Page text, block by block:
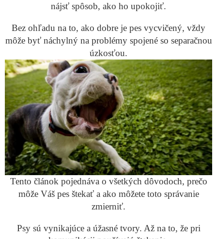
nájsť spôsob, ako ho upokojiť.
Bez ohľadu na to, ako dobre je pes vycvičený, vždy
môže byť náchylný na problémy spojené so separačnou
úzkosťou.
Tento článok pojednáva o všetkých dôvodoch, prečo
môže Váš pes štekať a ako môžete toto správanie
zmierniť.
Psy sú vynikajúce a úžasné tvory. Až na to, že pri